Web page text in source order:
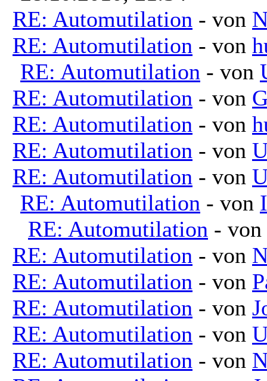
RE: Automutilation - von
RE: Automutilation - von
RE: Automutilation - von
RE: Automutilation - von
RE: Automutilation - von
RE: Automutilation - von
RE: Automutilation - von
RE: Automutilation - von
RE: Automutilation - von
RE: Automutilation - von
RE: Automutilation - von
RE: Automutilation - von
RE: Automutilation - von
RE: Automutilation - von